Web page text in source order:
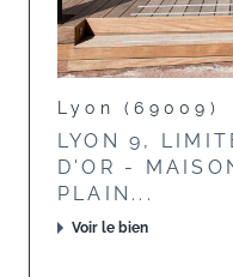
Lyon (69009)
LYON 9,
D'OR -
PLAIN...
Voir le bien